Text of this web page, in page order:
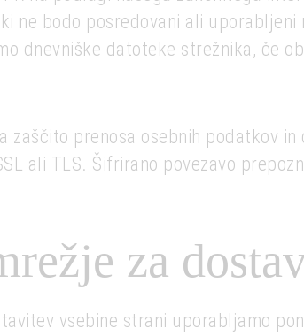
ne bodo posredovani ali
dnevniške datoteke strežnika, če
zaščito prenosa osebnih podatkov
ali TLS. Šifrirano povezavo
za
vsebine strani uporabljamo